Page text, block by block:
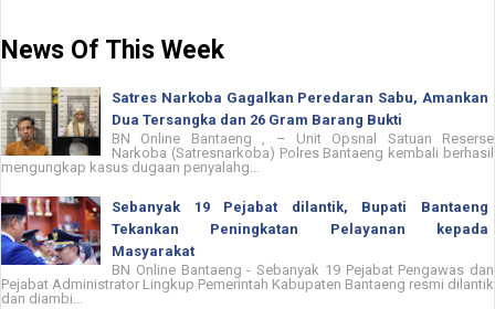
News Of This Week
Satres Narkoba Gagalkan Peredaran Sabu, Amankan
Dua Tersangka dan 26 Gram Barang Bukti
BN Online Bantaeng , – Unit Opsnal Satuan Reserse
Narkoba (Satresnarkoba) Polres Bantaeng kembali berhasil
mengungkap kasus dugaan penyalahg...
Sebanyak 19 Pejabat dilantik, Bupati Bantaeng
Tekankan Peningkatan Pelayanan kepada
Masyarakat
BN Online Bantaeng - Sebanyak 19 Pejabat Pengawas dan
Pejabat Administrator Lingkup Pemerintah Kabupaten Bantaeng resmi dilantik
dan diambi...